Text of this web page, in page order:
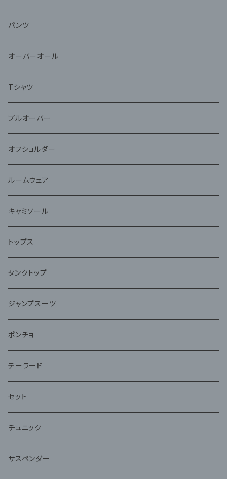
パンツ
オーバーオール
Tシャツ
プルオーバー
オフショルダー
ルームウェア
キャミソール
トップス
タンクトップ
ジャンプスーツ
ポンチョ
テーラード
セット
チュニック
サスペンダー